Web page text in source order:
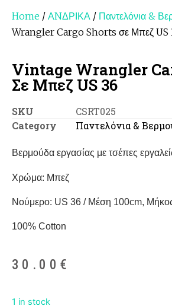
Home / ΑNΔΡΙΚΑ / Παντελόνια &
Wrangler Cargo Shorts σε Μπεζ US
Vintage Wrangler
Σε Μπεζ US 36
SKU
CSRT025
Category
Παντελόνια &
Βερμούδα εργασίας με τσέπες
Χρώμα: Μπεζ
Νούμερο: US 36 / Μέση 100cm,
100% Cotton
30.00 €
1 in stock